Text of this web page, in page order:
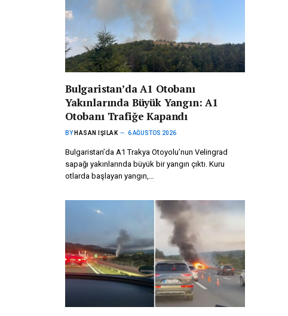
Bulgaristan’da A1 Otobanı
Yakınlarında Büyük Yangın: A1
Otobanı Trafiğe Kapandı
BY HASAN IŞILAK 6 AĞUSTOS 2026
Bulgaristan’da A1 Trakya Otoyolu’nun Velingrad
sapağı yakınlarında büyük bir yangın çıktı. Kuru
otlarda başlayan yangın,…